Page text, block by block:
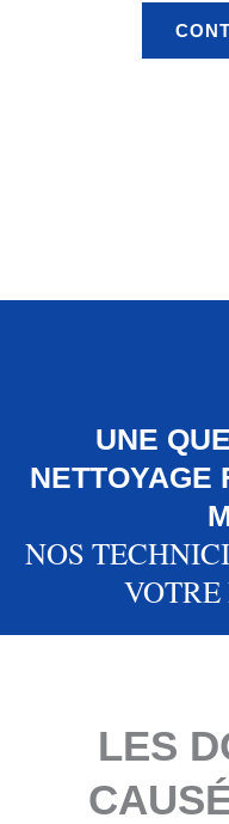
UNE
NETTOYAGE
NOS
LES